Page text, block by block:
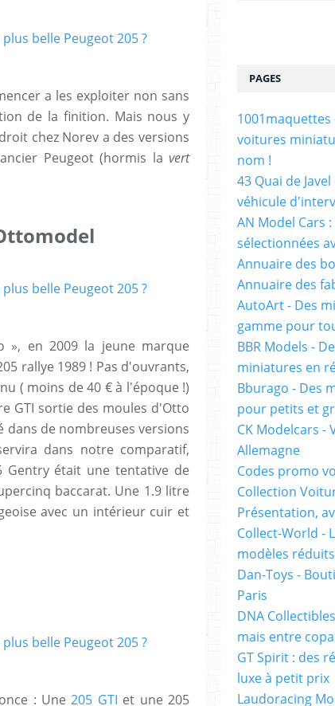
a les exploiter non sans
de la finition. Mais nous y
chez Norev a des versions
Peugeot (hormis la vert
», en 2009 la jeune marque
rallye 1989 ! Pas d'ouvrants,
( moins de 40 € à l'époque !)
GTI sortie des moules d'Otto
dans de nombreuses versions
dans notre comparatif,
Gentry était une tentative de
baccarat. Une 1.9 litre
avec un intérieur cuir et
: Une205 GTI et une 205
PAGES
voitures
nom !
43 Quai de
véhicule
AN Model Cars
sélectionnées
Annuaire des
Annuaire des
AutoArt - Des
gamme pour
BBR Models -
miniatures en
Bburago - Des
pour petits et
CK Modelcars -
Allemagne
Codes promo
Collection
Présentation,
Collect-World -
modèles
Dan-Toys -
Paris
DNA
mais entre
GT Spirit : des
luxe à petit prix
Laudoracing